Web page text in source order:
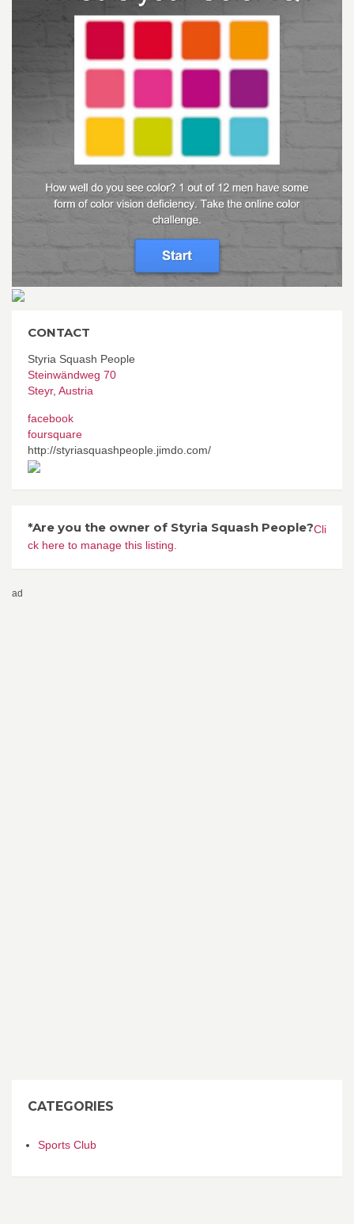
CONTACT
Styria Squash People
Steinwändweg 70
Steyr, Austria
facebook
foursquare
http://styriasquashpeople.jimdo.com/
*Are you the owner of Styria Squash People?Cli
ck here to manage this listing.
ad
CATEGORIES
Sports Club